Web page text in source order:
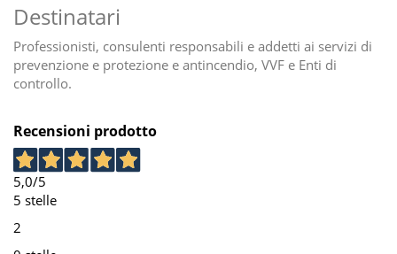
Destinatari
Professionisti, consulenti responsabili e addetti ai servizi di
prevenzione e protezione e antincendio, VVF e Enti di
controllo.
Recensioni prodotto
5,0/5
5 stelle
2